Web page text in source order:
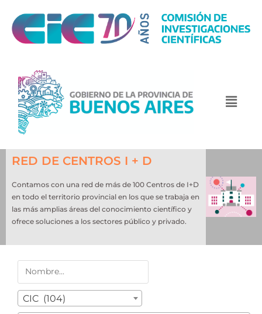
RED DE CENTROS I + D
Contamos con una red de más de 100 Centros de I+D
en todo el territorio provincial en los que se trabaja en
las más amplias áreas del conocimiento científico y
ofrece soluciones a los sectores público y privado.
CIC (104)